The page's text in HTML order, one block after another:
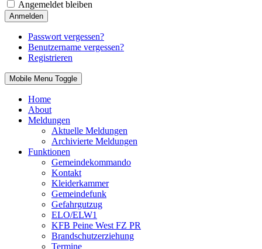
Angemeldet bleiben
Anmelden
Passwort vergessen?
Benutzername vergessen?
Registrieren
Mobile Menu Toggle
Home
About
Meldungen
Aktuelle Meldungen
Archivierte Meldungen
Funktionen
Gemeindekommando
Kontakt
Kleiderkammer
Gemeindefunk
Gefahrgutzug
ELO/ELW1
KFB Peine West FZ PR
Brandschutzerziehung
Termine